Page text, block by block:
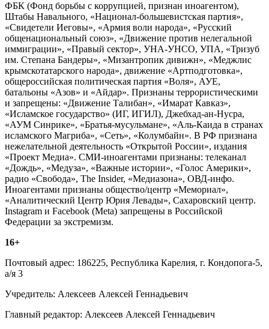
ФБК (Фонд борьбы с коррупцией, признан иноагентом),
Штабы Навального, «Национал-большевистская партия»,
«Свидетели Иеговы», «Армия воли народа», «Русский
общенациональный союз», «Движение против нелегальной
иммиграции», «Правый сектор», УНА-УНСО, УПА, «Тризуб
им. Степана Бандеры», «Мизантропик дивижн», «Меджлис
крымскотатарского народа», движение «Артподготовка»,
общероссийская политическая партия «Воля», АУЕ,
батальоны «Азов» и «Айдар». Признаны террористическими
и запрещены: «Движение Талибан», «Имарат Кавказ»,
«Исламское государство» (ИГ, ИГИЛ), Джебхад-ан-Нусра,
«АУМ Синрике», «Братья-мусульмане», «Аль-Каида в странах
исламского Магриба», «Сеть», «Колумбайн». В РФ признана
нежелательной деятельность «Открытой России», издания
«Проект Медиа». СМИ-иноагентами признаны: телеканал
«Дождь», «Медуза», «Важные истории», «Голос Америки»,
радио «Свобода», The Insider, «Медиазона», ОВД-инфо.
Иноагентами признаны общество/центр «Мемориал»,
«Аналитический Центр Юрия Левады», Сахаровский центр.
Instagram и Facebook (Metа) запрещены в Российской
Федерации за экстремизм.
16+
Почтовый адрес: 186225, Республика Карелия, г. Кондопога-5,
а/я 3
Учредитель: Алексеев Алексей Геннадьевич
Главный редактор: Алексеев Алексей Геннадьевич